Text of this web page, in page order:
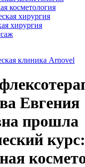
косметология
хирургия
Евгения
прошла
курс: